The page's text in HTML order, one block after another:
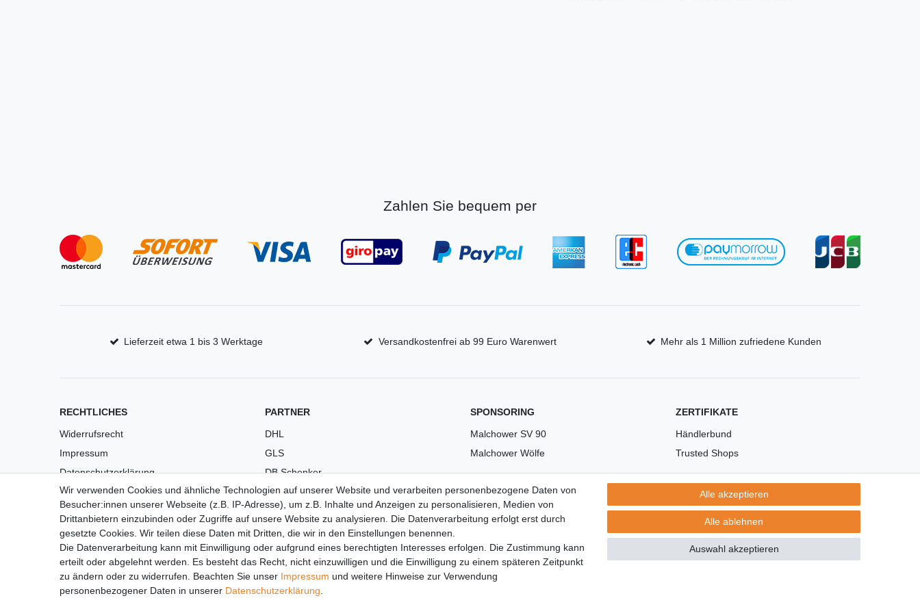
Zahlen Sie bequem per
Lieferzeit etwa 1 bis 3 Werktage Versandkostenfrei ab 99 Euro Warenwert Mehr als 1 Million zufriedene Kunden
RECHTLICHES
Widerrufsrecht
Impressum
Datenschutzerklärung
AGB
Versandkosten
Barrierefreiheit
Anleitungen
Vertrag widerrufen
PARTNER
DHL
GLS
DB Schenker
PaketPLUS
SPONSORING
Malchower SV 90
Malchower Wölfe
ZERTIFIKATE
Händlerbund
Trusted Shops
Wir verwenden Cookies und ähnliche Technologien auf unserer Website und verarbeiten personenbezogene Daten von
Besucher:innen unserer Webseite (z.B. IP-Adresse), um z.B. Inhalte und Anzeigen zu personalisieren, Medien von
Drittanbietern einzubinden oder Zugriffe auf unsere Website zu analysieren. Die Datenverarbeitung erfolgt erst durch
gesetzte Cookies. Wir teilen diese Daten mit Dritten, die wir in den Einstellungen benennen.
Die Datenverarbeitung kann mit Einwilligung oder aufgrund eines berechtigten Interesses erfolgen. Die Zustimmung kann
erteilt oder abgelehnt werden. Es besteht das Recht, nicht einzuwilligen und die Einwilligung zu einem späteren Zeitpunkt
zu ändern oder zu widerrufen. Beachten Sie unser Impressum und weitere Hinweise zur Verwendung
personenbezogener Daten in unserer Daten­schutz­erklärung
Alle akzeptieren
Alle ablehnen
Auswahl akzeptieren